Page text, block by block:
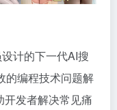
计的下一代AI搜
的编程技术问题解
发者解决常见痛